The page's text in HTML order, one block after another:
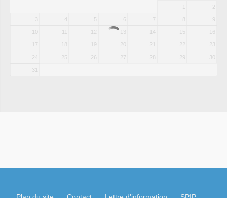
1
2
3 4 5 6 7 8 9
10 11 12 13 14 15 16
17 18 19 20 21 22 23
24 25 26 27 28 29 30
31